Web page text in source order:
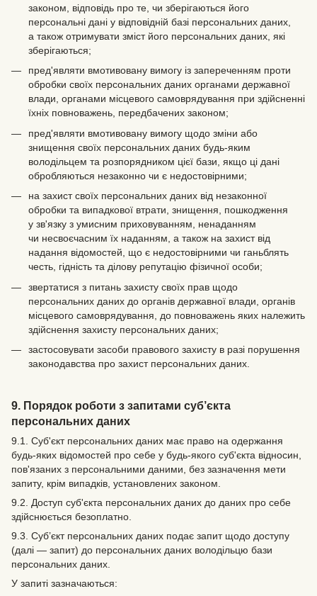
законом, відповідь про те, чи зберігаються його
персональні дані у відповідній базі персональних даних,
а також отримувати зміст його персональних даних, які
зберігаються;
пред'являти вмотивовану вимогу із запереченням проти
обробки своїх персональних даних органами державної
влади, органами місцевого самоврядування при здійсненні
їхніх повноважень, передбачених законом;
пред'являти вмотивовану вимогу щодо зміни або
знищення своїх персональних даних будь-яким
володільцем та розпорядником цієї бази, якщо ці дані
обробляються незаконно чи є недостовірними;
на захист своїх персональних даних від незаконної
обробки та випадкової втрати, знищення, пошкодження
у зв'язку з умисним приховуванням, ненаданням
чи несвоєчасним їх наданням, а також на захист від
надання відомостей, що є недостовірними чи ганьблять
честь, гідність та ділову репутацію фізичної особи;
звертатися з питань захисту своїх прав щодо
персональних даних до органів державної влади, органів
місцевого самоврядування, до повноважень яких належить
здійснення захисту персональних даних;
застосовувати засоби правового захисту в разі порушення
законодавства про захист персональних даних.
9. Порядок роботи з запитами суб’єкта
персональних даних
9.1. Суб'єкт персональних даних має право на одержання
будь-яких відомостей про себе у будь-якого суб'єкта відносин,
пов'язаних з персональними даними, без зазначення мети
запиту, крім випадків, установлених законом.
9.2. Доступ суб'єкта персональних даних до даних про себе
здійснюється безоплатно.
9.3. Суб’єкт персональних даних подає запит щодо доступу
(далі — запит) до персональних даних володільцю бази
персональних даних.
У запиті зазначаються: